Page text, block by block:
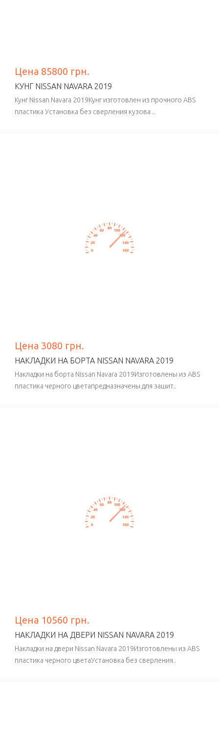
Цена 85800 грн.
КУНГ NISSAN NAVARA 2019
Кунг Nissan Navara 2019Кунг изготовлен из прочного ABS
пластика Установка без сверления кузова ..
Цена 3080 грн.
НАКЛАДКИ НА БОРТА NISSAN NAVARA 2019
Накладки на борта Nissan Navara 2019Изготовлены из ABS
пластика черного цветапредназначены для зашит..
Цена 10560 грн.
НАКЛАДКИ НА ДВЕРИ NISSAN NAVARA 2019
Накладки на двери Nissan Navara 2019Изготовлены из ABS
пластика черного цветаУстановка без сверления..